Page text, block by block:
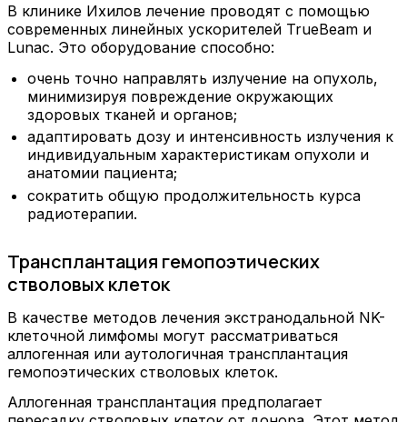
В клинике Ихилов лечение проводят с помощью
современных линейных ускорителей TrueBeam и
Lunac. Это оборудование способно:
очень точно направлять излучение на опухоль,
минимизируя повреждение окружающих
здоровых тканей и органов;
адаптировать дозу и интенсивность излучения к
индивидуальным характеристикам опухоли и
анатомии пациента;
сократить общую продолжительность курса
радиотерапии.
Трансплантация гемопоэтических
стволовых клеток
В качестве методов лечения экстранодальной NK-
клеточной лимфомы могут рассматриваться
аллогенная или аутологичная трансплантация
гемопоэтических стволовых клеток.
Аллогенная трансплантация предполагает